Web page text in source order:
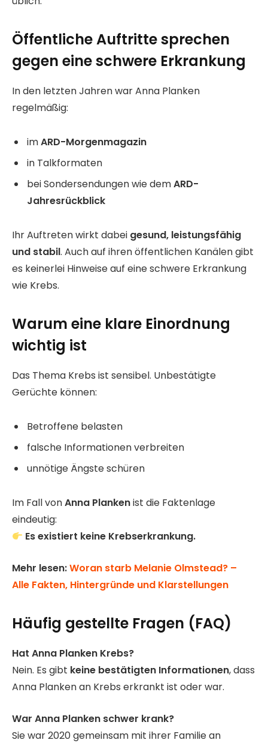
Öffentliche Auftritte sprechen
gegen eine schwere Erkrankung
In den letzten Jahren war Anna Planken
regelmäßig:
imARD-Morgenmagazin
in Talkformaten
bei Sondersendungen wie demARD-
Jahresrückblick
Ihr Auftreten wirkt dabei gesund, leistungsfähig
und stabil. Auch auf ihren öffentlichen Kanälen gibt
es keinerlei Hinweise auf eine schwere Erkrankung
wie Krebs.
Warum eine klare Einordnung
wichtig ist
Das Thema Krebs ist sensibel. Unbestätigte
Gerüchte können:
Betroffene belasten
falsche Informationen verbreiten
unnötige Ängste schüren
Im Fall vonAnna Plankenist die Faktenlage
eindeutig:
Es existiert keine Krebserkrankung.
Mehr lesen:Woran starb Melanie Olmstead? –
Alle Fakten, Hintergründe und Klarstellungen
Häufig gestellte Fragen (FAQ)
Hat Anna Planken Krebs?
Nein. Es gibt keine bestätigten Informationen, dass
Anna Planken an Krebs erkrankt ist oder war.
War Anna Planken schwer krank?
Sie war 2020 gemeinsam mit ihrer Familie an